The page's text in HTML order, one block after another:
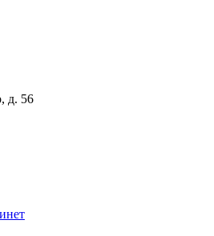
д. 56